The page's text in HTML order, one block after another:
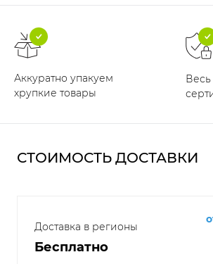
Аккуратно упакуем
хрупкие товары
Весь
СТОИМОСТЬ ДОСТАВКИ
Доставка в регионы
Бесплатно